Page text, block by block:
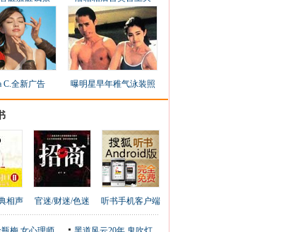
C.全新广告 曝明星早年稚气泳装照
相声 官迷/财迷/色迷 听书手机客户端